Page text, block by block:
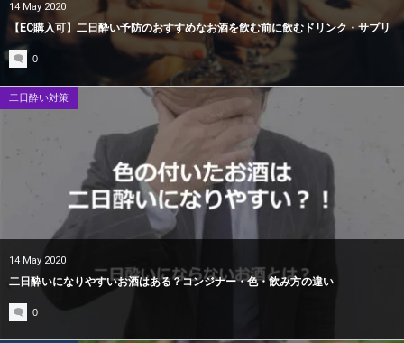
14 May 2020
【EC購入可】二日酔い予防のおすすめなお酒を飲む前に飲むドリンク・サプリ
0
二日酔い対策
14 May 2020
二日酔いになりやすいお酒はある？コンジナー・色・飲み方の違い
0